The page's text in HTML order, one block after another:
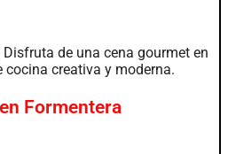
Disfruta de una cena gourmet en
cocina creativa y moderna.
Formentera